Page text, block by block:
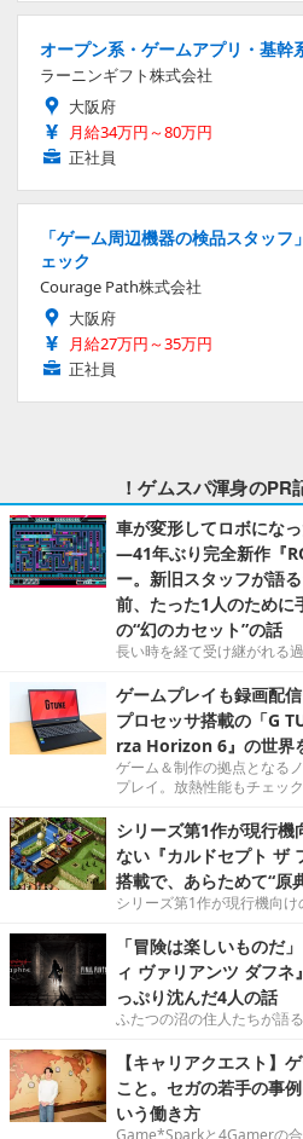
オープン系・ゲームアプリ・基幹
ラーニンギフト株式会社
大阪府
月給34万円～80万円
正社員
「ゲーム周辺機器の検品スタッ
ェック
Courage Path株式会社
大阪府
月給27万円～35万円
正社員
！ゲムスパ渾身のPR
車が変形してロボにな
―41年ぶり完全新作『
ー。新旧スタッフが語
前、たった1人のために
の“幻のカセット”の話
長い時を経て受け継がれる
ゲームプレイも録画配
プロセッサ搭載の「G
rza Horizon 6』の世界
ゲーム＆制作の拠点となる
プレイ。放熱性能もチェッ
シリーズ第1作が現行機
ない『カルドセプト ザ
搭載で、あらためて“原
シリーズ第1作が現行機向け
「冒険は楽しいものだ
ィ ヴァリアンツ ダフ
っぷり沈んだ4人の話
ふたつの沼の住人たちが語る
【キャリアクエスト】
こと。セガの若手の事
いう働き方
Game*Sparkと4Gamerの